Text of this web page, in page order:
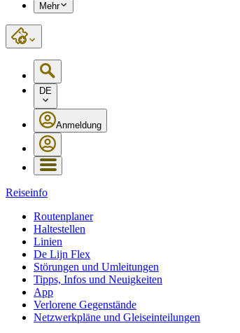
Mehr
DE
Anmeldung
Reiseinfo
Routenplaner
Haltestellen
Linien
De Lijn Flex
Störungen und Umleitungen
Tipps, Infos und Neuigkeiten
App
Verlorene Gegenstände
Netzwerkpläne und Gleiseinteilungen